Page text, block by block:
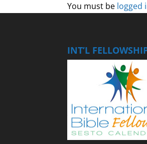
You must be logged
INT’L